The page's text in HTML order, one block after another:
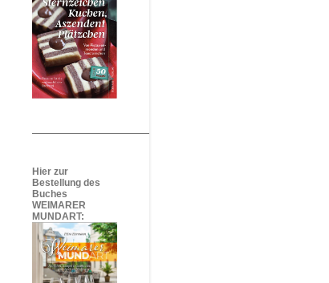
Hier zur
Bestellung des
Buches
WEIMARER
MUNDART: